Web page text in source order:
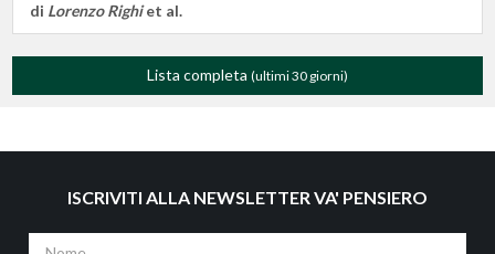
di Lorenzo Righiet al.
Lista completa (ultimi 30 giorni)
ISCRIVITI ALLA NEWSLETTER VA' PENSIERO
Nome